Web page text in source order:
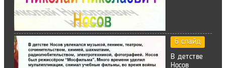
6 слайд
В детстве
Носов